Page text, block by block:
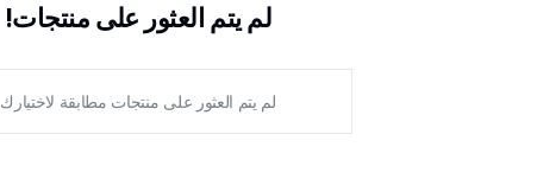
لم يتم العثور على منتجات!
لم يتم العثور على منتجات مطابقة لاختيارك